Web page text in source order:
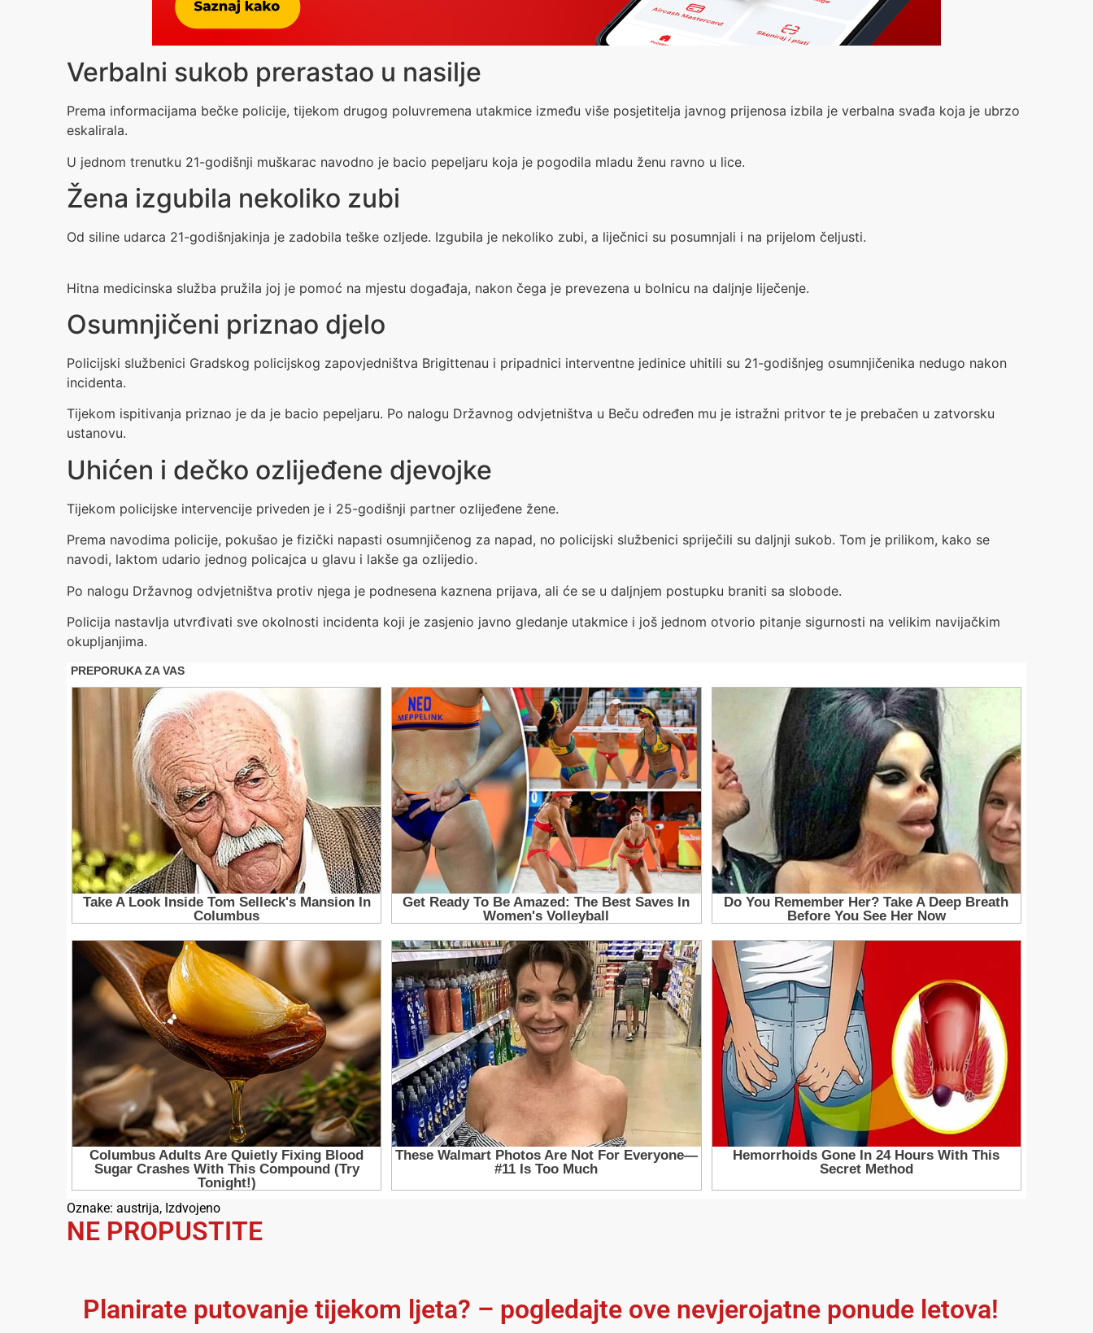
Verbalni sukob prerastao u nasilje
Prema informacijama bečke policije, tijekom drugog poluvremena utakmice između više posjetitelja javnog prijenosa izbila je verbalna svađa koja je ubrzo
eskalirala.
U jednom trenutku 21-godišnji muškarac navodno je bacio pepeljaru koja je pogodila mladu ženu ravno u lice.
Žena izgubila nekoliko zubi
Od siline udarca 21-godišnjakinja je zadobila teške ozljede. Izgubila je nekoliko zubi, a liječnici su posumnjali i na prijelom čeljusti.
Hitna medicinska služba pružila joj je pomoć na mjestu događaja, nakon čega je prevezena u bolnicu na daljnje liječenje.
Osumnjičeni priznao djelo
Policijski službenici Gradskog policijskog zapovjedništva Brigittenau i pripadnici interventne jedinice uhitili su 21-godišnjeg osumnjičenika nedugo nakon
incidenta.
Tijekom ispitivanja priznao je da je bacio pepeljaru. Po nalogu Državnog odvjetništva u Beču određen mu je istražni pritvor te je prebačen u zatvorsku
ustanovu.
Uhićen i dečko ozlijeđene djevojke
Tijekom policijske intervencije priveden je i 25-godišnji partner ozlijeđene žene.
Prema navodima policije, pokušao je fizički napasti osumnjičenog za napad, no policijski službenici spriječili su daljnji sukob. Tom je prilikom, kako se
navodi, laktom udario jednog policajca u glavu i lakše ga ozlijedio.
Po nalogu Državnog odvjetništva protiv njega je podnesena kaznena prijava, ali će se u daljnjem postupku braniti sa slobode.
Policija nastavlja utvrđivati sve okolnosti incidenta koji je zasjenio javno gledanje utakmice i još jednom otvorio pitanje sigurnosti na velikim navijačkim
okupljanjima.
Oznake: austrija, Izdvojeno
NE PROPUSTITE
Planirate putovanje tijekom ljeta? – pogledajte ove nevjerojatne ponude letova!